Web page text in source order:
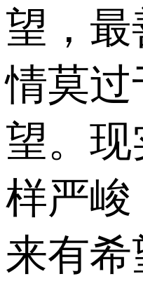
望，
情莫过
望。现
样严峻
来有希